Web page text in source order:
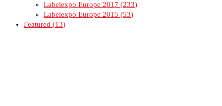
Labelexpo Europe 2017
233
Labelexpo Europe 2015
53
Featured
13